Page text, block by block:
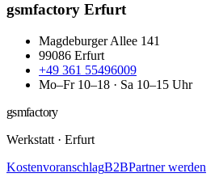
gsmfactory Erfurt
Magdeburger Allee 141
99086 Erfurt
+49 361 55496009
Mo–Fr 10–18 · Sa 10–15 Uhr
gsmfactory
Werkstatt · Erfurt
KostenvoranschlagB2BPartner werden